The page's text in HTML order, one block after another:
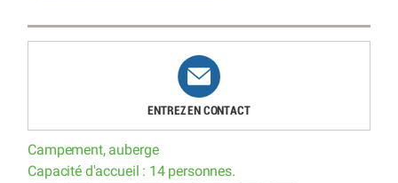
ENTREZ EN CONTACT
Campement, auberge
Capacité d'accueil : 14 personnes.